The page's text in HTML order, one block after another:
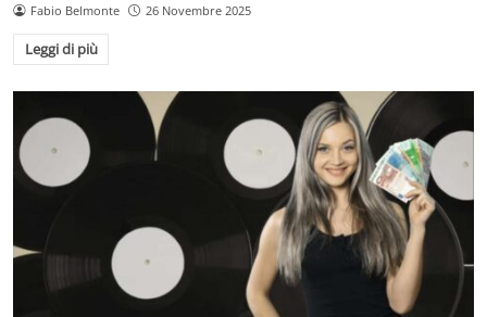
Fabio Belmonte 26 Novembre 2025
Leggi di più